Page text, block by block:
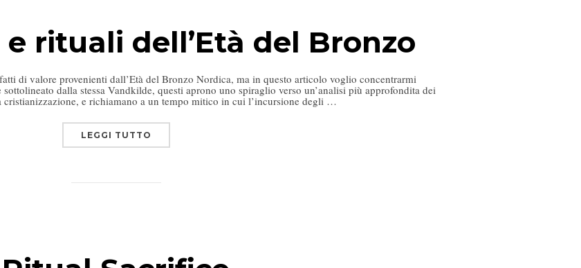
rituali dell’Età del Bronzo
di valore provenienti dall’Età del Bronzo Nordica, ma in questo articolo voglio concentrarmi
dalla stessa Vandkilde, questi aprono uno spiraglio verso un’analisi più approfondita dei
e richiamano a un tempo mitico in cui l’incursione degli …
LEGGI TUTTO